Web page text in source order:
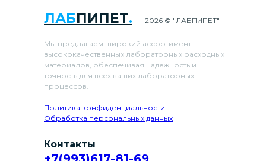
ЛАБПИПЕТ.
Мы предлагаем широкий ассортимент
высококачественных лабораторных расходных
материалов, обеспечивая надежность и
точность для всех ваших лабораторных
процессов.
Политика конфиденциальности
Обработка персональных данных
2026 © "ЛАБПИПЕТ"
Контакты